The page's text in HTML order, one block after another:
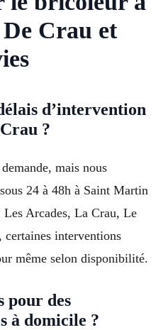
Crau et
d’intervention
?
mais nous
24 à 48h à Saint Martin
Arcades, La Crau, Le
interventions
même selon disponibilité.
pour des
à domicile ?